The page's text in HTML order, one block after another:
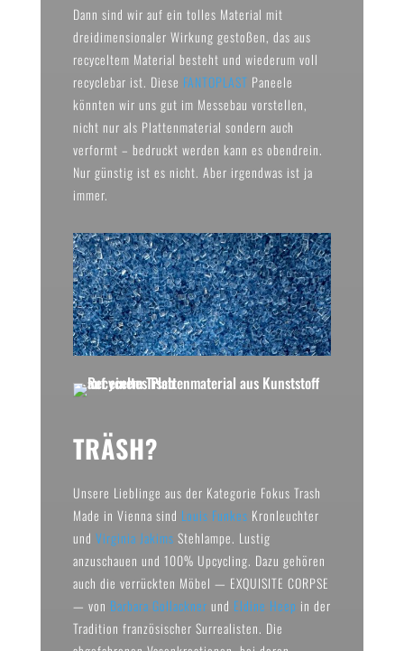
Dann sind wir auf ein tolles Material mit
dreidimensionaler Wirkung gestoßen, das aus
recyceltem Material besteht und wiederum voll
recyclebar ist. Diese FANTOPLAST Paneele
könnten wir uns gut im Messebau vorstellen,
nicht nur als Plattenmaterial sondern auch
verformt – bedruckt werden kann es obendrein.
Nur günstig ist es nicht. Aber irgendwas ist ja
immer.
TRÄSH?
Unsere Lieblinge aus der Kategorie Fokus Trash
Made in Vienna sind Louis Funkes Kronleuchter
und Virginia Jakims Stehlampe. Lustig
anzuschauen und 100% Upcycling. Dazu gehören
auch die verrückten Möbel — EXQUISITE CORPSE
— von Barbara Gollackner und Eldine Heep in der
Tradition französischer Surrealisten. Die